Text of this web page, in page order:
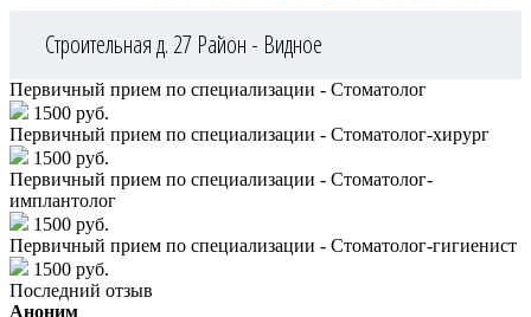
Строительная д. 27 Район - Видное
Первичный прием по специализации - Стоматолог
1500 руб.
Первичный прием по специализации - Стоматолог-хирург
1500 руб.
Первичный прием по специализации - Стоматолог-
имплантолог
1500 руб.
Первичный прием по специализации - Стоматолог-гигиенист
1500 руб.
Последний отзыв
Аноним